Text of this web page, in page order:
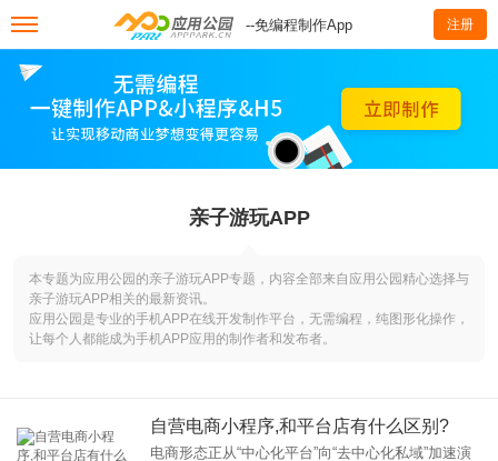
--免编程制作App 注册
亲子游玩APP
本专题为应用公园的亲子游玩APP专题，内容全部来自应用公园精心选择与
亲子游玩APP相关的最新资讯。
应用公园是专业的手机APP在线开发制作平台，无需编程，纯图形化操作，
让每个人都能成为手机APP应用的制作者和发布者。
自营电商小程序,和平台店有什么区别?
电商形态正从“中心化平台”向“去中心化私域”加速演